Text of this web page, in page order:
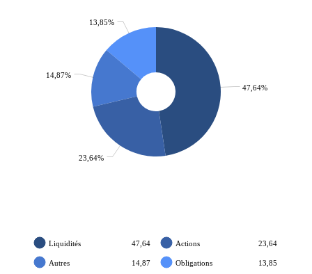
47,64%
23,64%
14,87%
13,85%
Liquidités 47,64 Actions 23,64
Autres 14,87 Obligations 13,85